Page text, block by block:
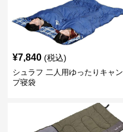
¥7,840 (税込)
シュラフ 二人用ゆったりキャン
プ寝袋